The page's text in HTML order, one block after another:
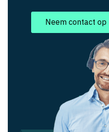
Neem contact op